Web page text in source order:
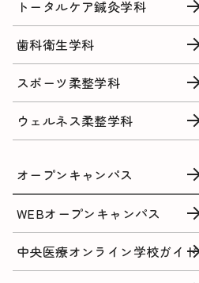
トータルケア鍼灸学科
歯科衛生学科
スポーツ柔整学科
ウェルネス柔整学科
オープンキャンパス
WEBオープンキャンパス
中央医療オンライン学校ガイド